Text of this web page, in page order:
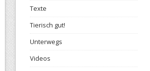
Texte
Tierisch gut!
Unterwegs
Videos